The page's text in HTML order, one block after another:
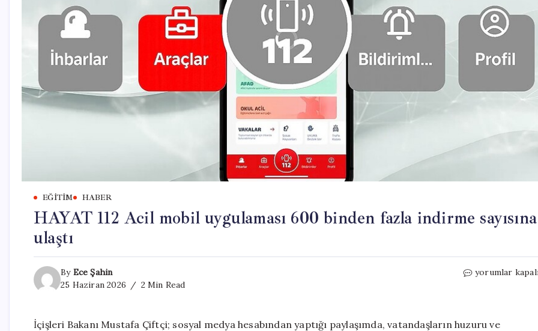
EĞITIM HABER
HAYAT 112 Acil mobil uygulaması 600 binden fazla indirme sayısına
ulaştı
By Ece Şahin
25 Haziran 2026
2 Min Read
HAYAT
uygulaması
yorumlar
İçişleri Bakanı Mustafa Çiftçi; sosyal medya hesabından yaptığı paylaşımda, vatandaşların huzuru ve